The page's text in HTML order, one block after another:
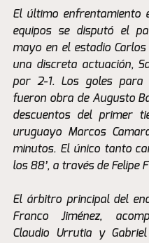
El último enfrentamiento
equipos se disputó el
mayo en el estadio
una discreta actuación,
por 2-1. Los goles para
fueron obra de Augusto
descuentos del primer
uruguayo Marcos
minutos. El único tanto
los 88’, a través de Felipe
El árbitro principal del
Franco Jiménez,
Claudio Urrutia y